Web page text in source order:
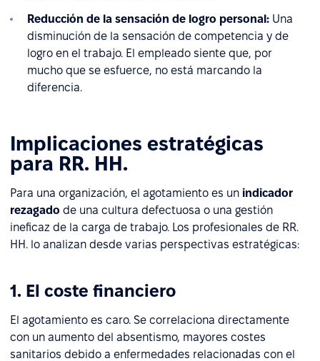
Reducción de la sensación de logro personal: Una
disminución de la sensación de competencia y de
logro en el trabajo. El empleado siente que, por
mucho que se esfuerce, no está marcando la
diferencia.
Implicaciones estratégicas
para RR. HH.
Para una organización, el agotamiento es un indicador
rezagado de una cultura defectuosa o una gestión
ineficaz de la carga de trabajo. Los profesionales de RR.
HH. lo analizan desde varias perspectivas estratégicas:
1. El coste financiero
El agotamiento es caro. Se correlaciona directamente
con un aumento del absentismo, mayores costes
sanitarios debido a enfermedades relacionadas con el